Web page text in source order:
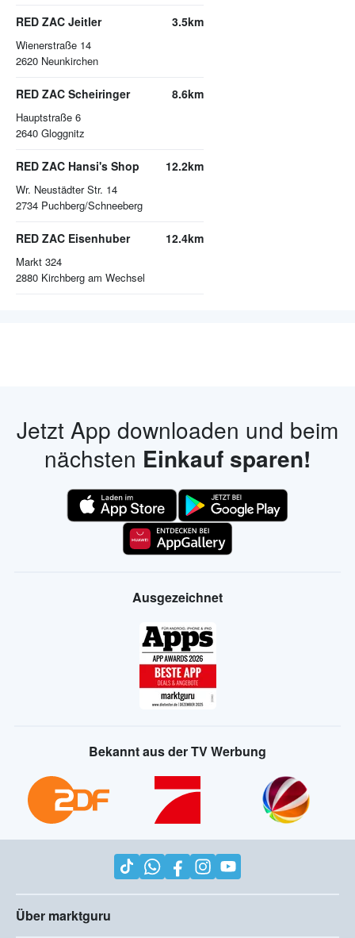
RED ZAC Jeitler
Wienerstraße 14
2620 Neunkirchen
3.5km
RED ZAC Scheiringer
Hauptstraße 6
2640 Gloggnitz
8.6km
RED ZAC Hansi's Shop
Wr. Neustädter Str. 14
2734 Puchberg/Schneeberg
12.2km
RED ZAC Eisenhuber
Markt 324
2880 Kirchberg am Wechsel
12.4km
Jetzt App downloaden und beim
nächsten Einkauf sparen!
Ausgezeichnet
Bekannt aus der TV Werbung
Über marktguru